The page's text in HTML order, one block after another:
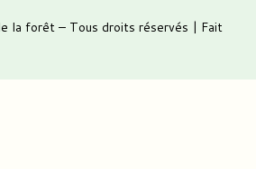
la forêt – Tous droits réservés | Fait